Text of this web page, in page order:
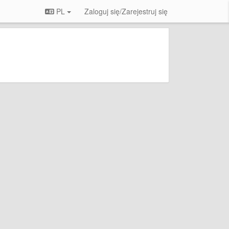
PL Zaloguj się/Zarejestruj się